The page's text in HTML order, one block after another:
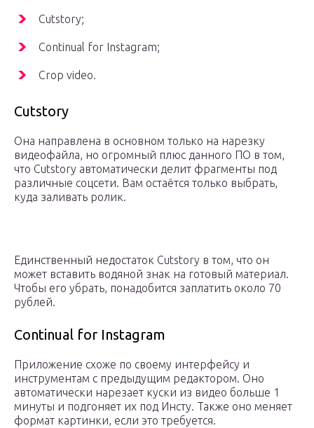
Cutstory;
Continual for Instagram;
Crop video.
Cutstory
Она направлена в основном только на нарезку
видеофайла, но огромный плюс данного ПО в том,
что Cutstory автоматически делит фрагменты под
различные соцсети. Вам остаётся только выбрать,
куда заливать ролик.
Единственный недостаток Cutstory в том, что он
может вставить водяной знак на готовый материал.
Чтобы его убрать, понадобится заплатить около 70
рублей.
Continual for Instagram
Приложение схоже по своему интерфейсу и
инструментам с предыдущим редактором. Оно
автоматически нарезает куски из видео больше 1
минуты и подгоняет их под Инсту. Также оно меняет
формат картинки, если это требуется.